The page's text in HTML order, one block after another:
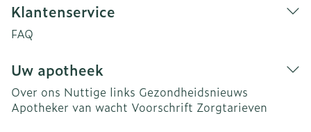
Klantenservice
FAQ
Uw apotheek
Over ons Nuttige links Gezondheidsnieuws
Apotheker van wacht Voorschrift Zorgtarieven